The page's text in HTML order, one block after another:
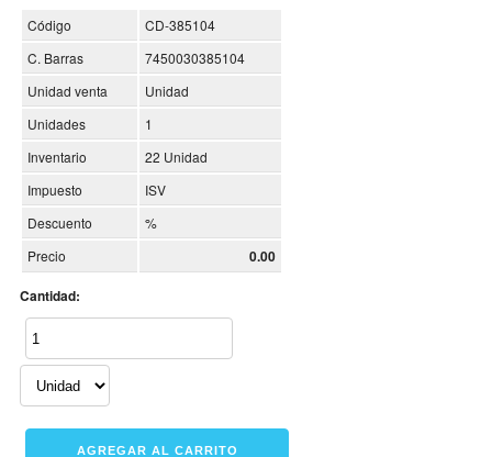
Código
CD-385104
C. Barras
7450030385104
Unidad venta
Unidad
Unidades
1
Inventario
22 Unidad
Impuesto
ISV
Descuento
%
Precio
0.00
Cantidad: